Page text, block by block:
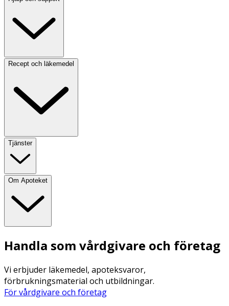
Recept och läkemedel
Tjänster
Om Apoteket
Handla som vårdgivare och företag
Vi erbjuder läkemedel, apoteksvaror,
förbrukningsmaterial och utbildningar.
För vårdgivare och företag